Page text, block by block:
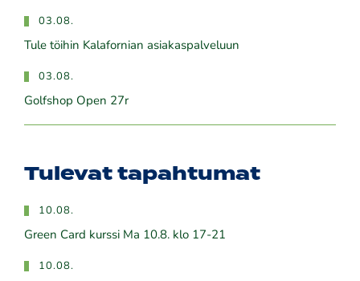
03.08.
Tule töihin Kalafornian asiakaspalveluun
03.08.
Golfshop Open 27r
Tulevat tapahtumat
10.08.
Green Card kurssi Ma 10.8. klo 17-21
10.08.